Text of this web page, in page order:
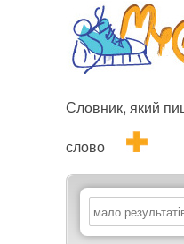
Словник, який
слово